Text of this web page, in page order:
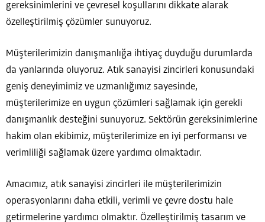
gereksinimlerini ve çevresel koşullarını dikkate alarak
özelleştirilmiş çözümler sunuyoruz.
Müşterilerimizin danışmanlığa ihtiyaç duyduğu durumlarda
da yanlarında oluyoruz. Atık sanayisi zincirleri konusundaki
geniş deneyimimiz ve uzmanlığımız sayesinde,
müşterilerimize en uygun çözümleri sağlamak için gerekli
danışmanlık desteğini sunuyoruz. Sektörün gereksinimlerine
hakim olan ekibimiz, müşterilerimize en iyi performansı ve
verimliliği sağlamak üzere yardımcı olmaktadır.
Amacımız, atık sanayisi zincirleri ile müşterilerimizin
operasyonlarını daha etkili, verimli ve çevre dostu hale
getirmelerine yardımcı olmaktır. Özelleştirilmiş tasarım ve